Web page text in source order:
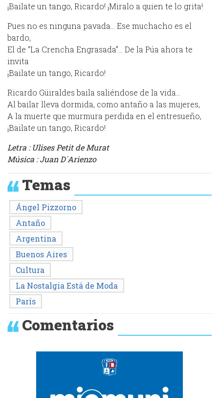
¡Bailate un tango, Ricardo! ¡Miralo a quien te lo grita!
Pues no es ninguna pavada… Ese muchacho es el
bardo,
El de “La Crencha Engrasada”… De la Púa ahora te
invita
¡Bailate un tango, Ricardo!
Ricardo Güiraldes baila saliéndose de la vida…
Al bailar lleva dormida, como antaño a las mujeres,
A la muerte que murmura perdida en el entresueño,
¡Bailate un tango, Ricardo!
Letra : Ulises Petit de Murat
Música : Juan D´Arienzo
Temas
Ángel Pizzorno
Antaño
Argentina
Buenos Aires
Cultura
La Nostalgia Está de Moda
París
Comentarios